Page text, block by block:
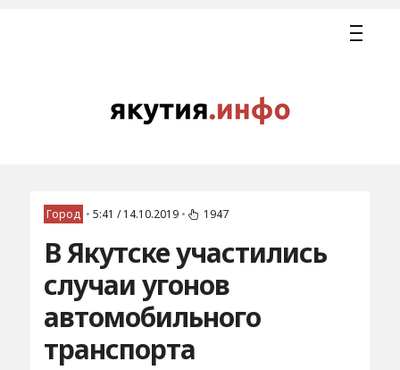
Город • 5:41 / 14.10.2019 • 1947
В Якутске участились
случаи угонов
автомобильного
транспорта